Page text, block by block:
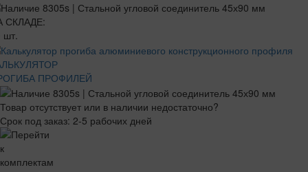
СКЛАДЕ:
шт.
ПРОФИЛЕЙ
Товар отсутствует или в наличии недостаточно?
Срок под заказ: 2-5 рабочих дней